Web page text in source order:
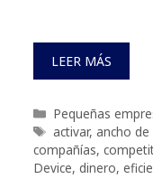
LEER MÁS
Categorías
Pequeñas
Etiquetas
activar, ancho de
compañías,
Device, dinero,